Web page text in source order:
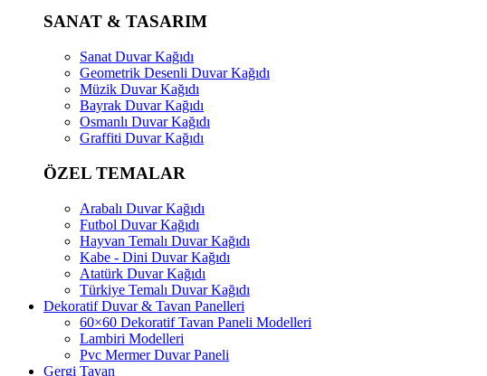
SANAT & TASARIM
Sanat Duvar Kağıdı
Geometrik Desenli Duvar Kağıdı
Müzik Duvar Kağıdı
Bayrak Duvar Kağıdı
Osmanlı Duvar Kağıdı
Graffiti Duvar Kağıdı
ÖZEL TEMALAR
Arabalı Duvar Kağıdı
Futbol Duvar Kağıdı
Hayvan Temalı Duvar Kağıdı
Kabe - Dini Duvar Kağıdı
Atatürk Duvar Kağıdı
Türkiye Temalı Duvar Kağıdı
Dekoratif Duvar & Tavan Panelleri
60×60 Dekoratif Tavan Paneli Modelleri
Lambiri Modelleri
Pvc Mermer Duvar Paneli
Gergi Tavan